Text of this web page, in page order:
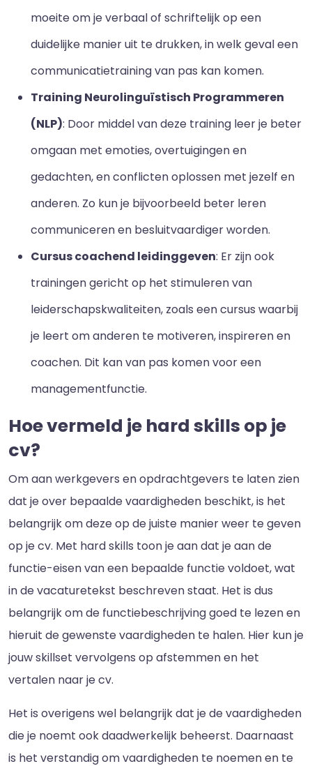
moeite om je verbaal of schriftelijk op een
duidelijke manier uit te drukken, in welk geval een
communicatietraining van pas kan komen.
Training Neurolinguïstisch Programmeren
(NLP): Door middel van deze training leer je beter
omgaan met emoties, overtuigingen en
gedachten, en conflicten oplossen met jezelf en
anderen. Zo kun je bijvoorbeeld beter leren
communiceren en besluitvaardiger worden.
Cursus coachend leidinggeven: Er zijn ook
trainingen gericht op het stimuleren van
leiderschapskwaliteiten, zoals een cursus waarbij
je leert om anderen te motiveren, inspireren en
coachen. Dit kan van pas komen voor een
managementfunctie.
Hoe vermeld je hard skills op je
cv?
Om aan werkgevers en opdrachtgevers te laten zien
dat je over bepaalde vaardigheden beschikt, is het
belangrijk om deze op de juiste manier weer te geven
op je cv. Met hard skills toon je aan dat je aan de
functie-eisen van een bepaalde functie voldoet, wat
in de vacaturetekst beschreven staat. Het is dus
belangrijk om de functiebeschrijving goed te lezen en
hieruit de gewenste vaardigheden te halen. Hier kun je
jouw skillset vervolgens op afstemmen en het
vertalen naar je cv.
Het is overigens wel belangrijk dat je de vaardigheden
die je noemt ook daadwerkelijk beheerst. Daarnaast
is het verstandig om vaardigheden te noemen en te